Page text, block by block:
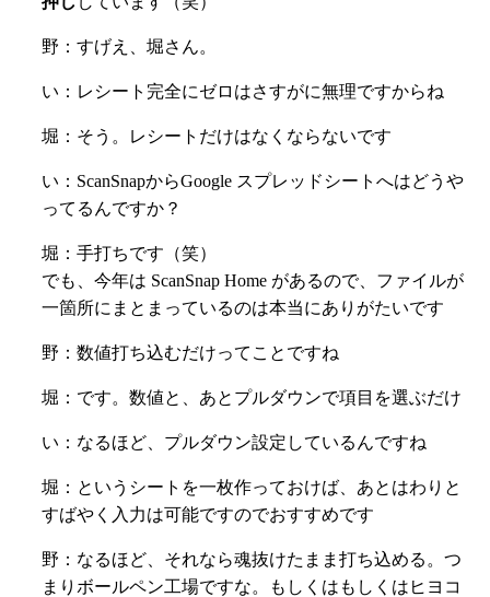
野：すげえ、堀さん。
い：レシート完全にゼロはさすがに無理ですからね
堀：そう。レシートだけはなくならないです
い：ScanSnapからGoogle スプレッドシートへはどうや
ってるんですか？
堀：手打ちです（笑）
でも、今年は ScanSnap Home があるので、ファイルが
一箇所にまとまっているのは本当にありがたいです
野：数値打ち込むだけってことですね
堀：です。数値と、あとプルダウンで項目を選ぶだけ
い：なるほど、プルダウン設定しているんですね
堀：というシートを一枚作っておけば、あとはわりと
すばやく入力は可能ですのでおすすめです
野：なるほど、それなら魂抜けたまま打ち込める。つ
まりボールペン工場ですな。もしくはもしくはヒヨコ